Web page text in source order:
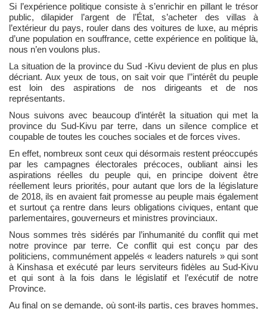
Si l’expérience politique consiste à s’enrichir en pillant le trésor
public, dilapider l’argent de l’État, s’acheter des villas à
l’extérieur du pays, rouler dans des voitures de luxe, au mépris
d’une population en souffrance, cette expérience en politique là,
nous n’en voulons plus.
La situation de la province du Sud -Kivu devient de plus en plus
décriant. Aux yeux de tous, on sait voir que l’’intérêt du peuple
est loin des aspirations de nos dirigeants et de nos
représentants.
Nous suivons avec beaucoup d’intérêt la situation qui met la
province du Sud-Kivu par terre, dans un silence complice et
coupable de toutes les couches sociales et de forces vives.
En effet, nombreux sont ceux qui désormais restent préoccupés
par les campagnes électorales précoces, oubliant ainsi les
aspirations réelles du peuple qui, en principe doivent être
réellement leurs priorités, pour autant que lors de la législature
de 2018, ils en avaient fait promesse au peuple mais également
et surtout ça rentre dans leurs obligations civiques, entant que
parlementaires, gouverneurs et ministres provinciaux.
Nous sommes très sidérés par l’inhumanité du conflit qui met
notre province par terre. Ce conflit qui est conçu par des
politiciens, communément appelés « leaders naturels » qui sont
à Kinshasa et exécuté par leurs serviteurs fidèles au Sud-Kivu
et qui sont à la fois dans le législatif et l’exécutif de notre
Province.
Au final on se demande, où sont-ils partis, ces braves hommes,